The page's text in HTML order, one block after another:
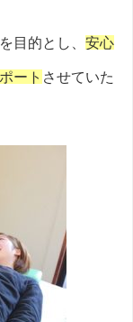
を目的とし、 安心
ート させていた